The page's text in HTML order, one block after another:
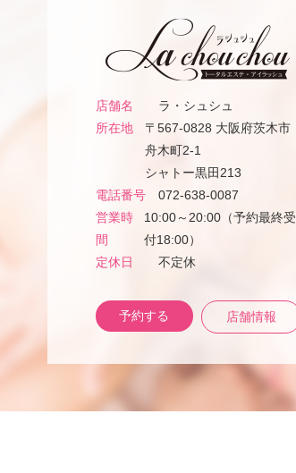
店舗名
ラ・シュシュ
所在地
〒567-0828 大阪府茨木市
舟木町2-1
シャトー黒田213
電話番号
072-638-0087
営業時
間
10:00～20:00（予約最終受
付18:00）
定休日
不定休
予約する 店舗情報